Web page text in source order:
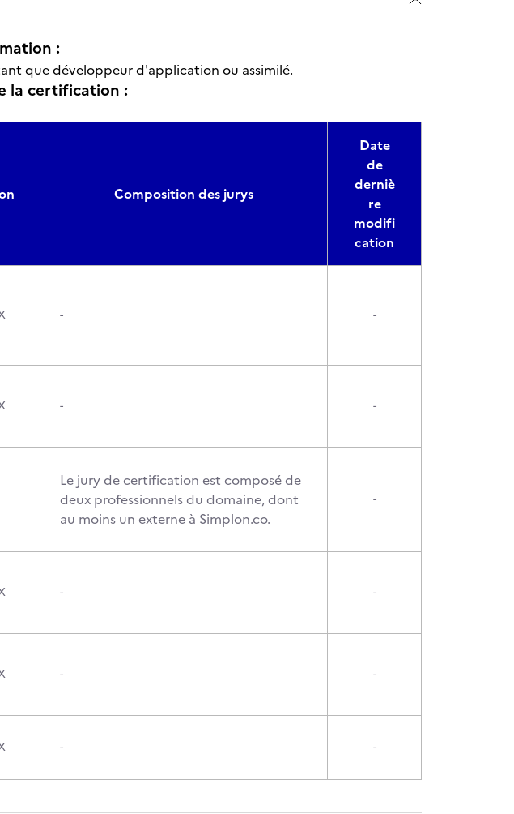
:
que développeur d'application ou assimilé.
la certification :
Composition des jurys
Date
de
derniè
re
modifi
cation
- -
- -
Le jury de certification est composé de
deux professionnels du domaine, dont
au moins un externe à Simplon.co.
-
- -
- -
- -